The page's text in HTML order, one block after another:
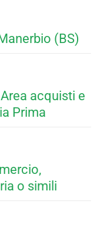
(BS)
acquisti e
Prima
o simili